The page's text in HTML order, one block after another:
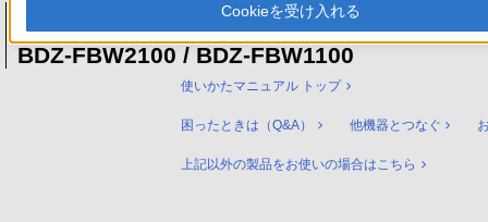
BDZ-FBT6100 / BDZ-FBT4100 / BDZ-
BDZ-FBW2100 / BDZ-FBW1100
使いかたマニュアル トップ
困ったときは（Q&A） 他機器とつなぐ
上記以外の製品をお使いの場合はこちら
Cookieを受け入れる